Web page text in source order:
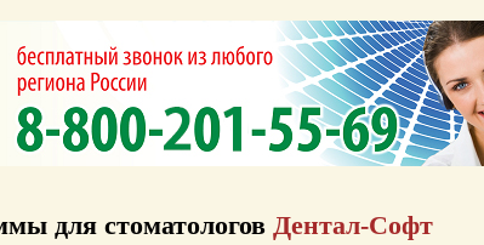
для стоматологов Дентал-Софт